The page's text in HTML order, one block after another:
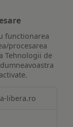
functionarea
procesarea
Tehnologii de
libera.ro